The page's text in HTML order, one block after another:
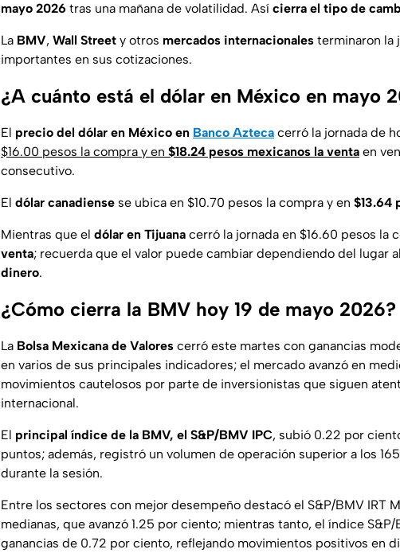
mayo 2026 tras una mañana de volatilidad. Así cierra el tipo de
La BMV, Wall Street y otros mercados internacionales terminaron la
importantes en sus cotizaciones.
¿A cuánto está el dólar en México en mayo
El precio del dólar en México en Banco Azteca cerró la jornada de
$16.00 pesos la compra y en $18.24 pesos mexicanos la venta en
consecutivo.
El dólar canadiense se ubica en $10.70 pesos la compra y en $13.64
Mientras que el dólar en Tijuana cerró la jornada en $16.60 pesos la
venta; recuerda que el valor puede cambiar dependiendo del lugar
dinero.
¿Cómo cierra la BMV hoy 19 de mayo 2026?
La Bolsa Mexicana de Valores cerró este martes con ganancias
en varios de sus principales indicadores; el mercado avanzó en
movimientos cautelosos por parte de inversionistas que siguen
internacional.
El principal índice de la BMV, el S&P/BMV IPC, subió 0.22 por
puntos; además, registró un volumen de operación superior a los
durante la sesión.
Entre los sectores con mejor desempeño destacó el S&P/BMV IRT
medianas, que avanzó 1.25 por ciento; mientras tanto, el índice
ganancias de 0.72 por ciento, reflejando movimientos positivos en